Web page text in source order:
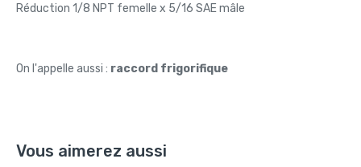
Réduction 1/8 NPT femelle x 5/16 SAE mâle
On l'appelle aussi : raccord frigorifique
Vous aimerez aussi